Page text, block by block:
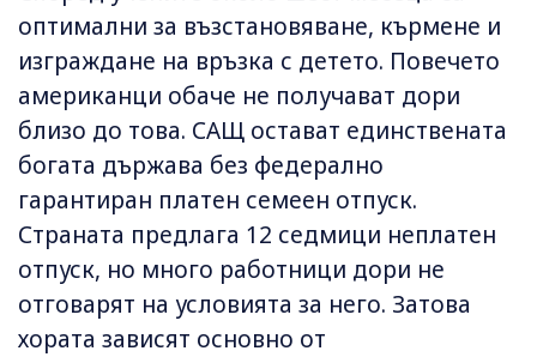
оптимални за възстановяване, кърмене и
изграждане на връзка с детето. Повечето
американци обаче не получават дори
близо до това. САЩ остават единствената
богата държава без федерално
гарантиран платен семеен отпуск.
Страната предлага 12 седмици неплатен
отпуск, но много работници дори не
отговарят на условията за него. Затова
хората зависят основно от